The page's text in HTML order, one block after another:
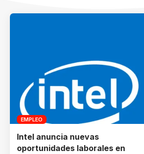
EMPLEO
Intel anuncia nuevas
oportunidades laborales en